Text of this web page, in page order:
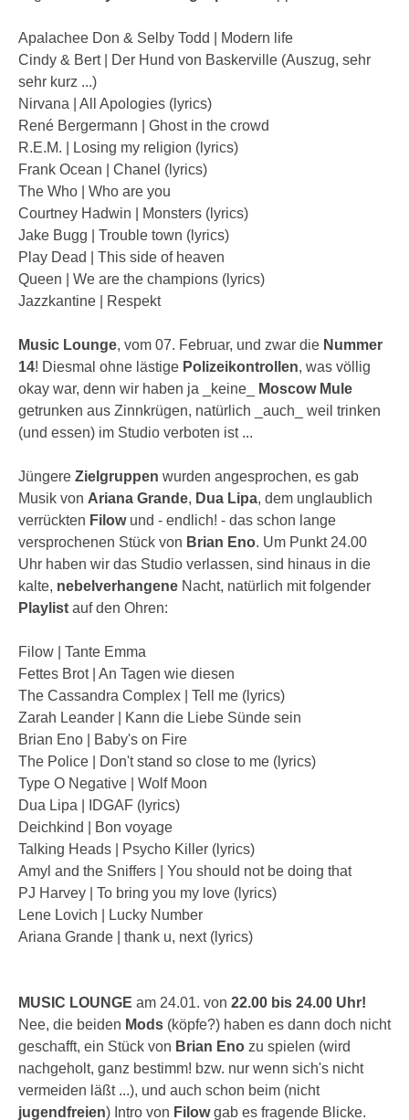
Apalachee Don & Selby Todd | Modern life
Cindy & Bert | Der Hund von Baskerville (Auszug, sehr
sehr kurz ...)
Nirvana | All Apologies (lyrics)
René Bergermann | Ghost in the crowd
R.E.M. | Losing my religion (lyrics)
Frank Ocean | Chanel (lyrics)
The Who | Who are you
Courtney Hadwin | Monsters (lyrics)
Jake Bugg | Trouble town (lyrics)
Play Dead | This side of heaven
Queen | We are the champions (lyrics)
Jazzkantine | Respekt
Music Lounge, vom 07. Februar, und zwar die Nummer
14! Diesmal ohne lästige Polizeikontrollen, was völlig
okay war, denn wir haben ja _keine_
Moscow Mule
getrunken aus Zinnkrügen, natürlich _auch_ weil trinken
(und essen) im Studio verboten ist ...
Jüngere Zielgruppen wurden angesprochen, es gab
Musik von Ariana Grande, Dua Lipa, dem unglaublich
verrückten Filowund - endlich! - das schon lange
versprochenen Stück von Brian Eno. Um Punkt 24.00
Uhr haben wir das Studio verlassen, sind hinaus in die
kalte, nebelverhangene Nacht, natürlich mit folgender
Playlist auf den Ohren:
Filow | Tante Emma
Fettes Brot | An Tagen wie diesen
The Cassandra Complex | Tell me (lyrics)
Zarah Leander | Kann die Liebe Sünde sein
Brian Eno | Baby's on Fire
The Police | Don't stand so close to me (lyrics)
Type O Negative | Wolf Moon
Dua Lipa | IDGAF (lyrics)
Deichkind | Bon voyage
Talking Heads | Psycho Killer (lyrics)
Amyl and the Sniffers | You should not be doing that
PJ Harvey | To bring you my love (lyrics)
Lene Lovich | Lucky Number
Ariana Grande | thank u, next (lyrics)
MUSIC LOUNGE am 24.01. von 22.00 bis 24.00 Uhr!
Nee, die beiden Mods (köpfe?) haben es dann doch nicht
geschafft, ein Stück von Brian Eno zu spielen (wird
nachgeholt, ganz bestimm! bzw. nur wenn sich's nicht
vermeiden läßt ...), und auch schon beim (nicht
jugendfreien) Intro von Filowgab es fragende Blicke.